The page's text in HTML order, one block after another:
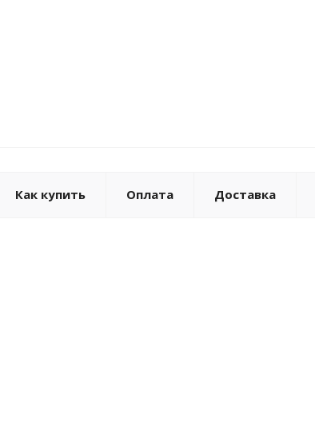
Как купить Оплата Доставка